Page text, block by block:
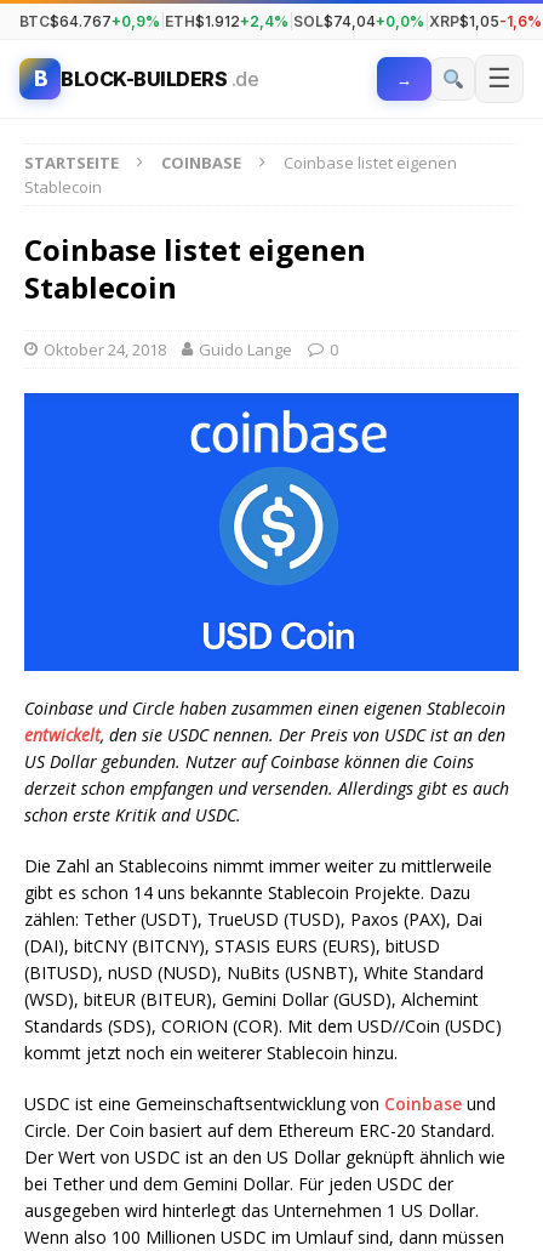
BTC$64.767+0,9% ETH$1.912+2,4% SOL$74,04+0,0% XRP$1,05-1,6%
B BLOCK-BUILDERS .de → ☰
STARTSEITE COINBASE
Coinbase listet eigenen
Stablecoin
Coinbase listet eigenen
Stablecoin
Oktober 24, 2018 Guido Lange 0
Coinbase und Circle haben zusammen einen eigenen Stablecoin
entwickelt, den sie USDC nennen. Der Preis von USDC ist an den
US Dollar gebunden. Nutzer auf Coinbase können die Coins
derzeit schon empfangen und versenden. Allerdings gibt es auch
schon erste Kritik and USDC.
Die Zahl an Stablecoins nimmt immer weiter zu mittlerweile
gibt es schon 14 uns bekannte Stablecoin Projekte. Dazu
zählen: Tether (USDT), TrueUSD (TUSD), Paxos (PAX), Dai
(DAI), bitCNY (BITCNY), STASIS EURS (EURS), bitUSD
(BITUSD), nUSD (NUSD), NuBits (USNBT), White Standard
(WSD), bitEUR (BITEUR), Gemini Dollar (GUSD), Alchemint
Standards (SDS), CORION (COR). Mit dem USD//Coin (USDC)
kommt jetzt noch ein weiterer Stablecoin hinzu.
USDC ist eine Gemeinschaftsentwicklung von Coinbase und
Circle. Der Coin basiert auf dem Ethereum ERC-20 Standard.
Der Wert von USDC ist an den US Dollar geknüpft ähnlich wie
bei Tether und dem Gemini Dollar. Für jeden USDC der
ausgegeben wird hinterlegt das Unternehmen 1 US Dollar.
Wenn also 100 Millionen USDC im Umlauf sind, dann müssen